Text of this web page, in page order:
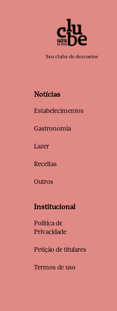
Seu clube de descontos
Notícias
Estabelecimentos
Gastronomia
Lazer
Receitas
Outros
Institucional
Política de
Privacidade
Petição de titulares
Termos de uso